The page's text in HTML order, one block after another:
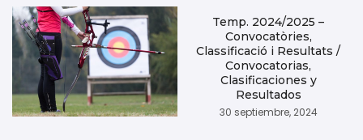
Temp. 2024/2025 –
Convocatòries,
Classificació i Resultats /
Convocatorias,
Clasificaciones y
Resultados
30 septiembre, 2024